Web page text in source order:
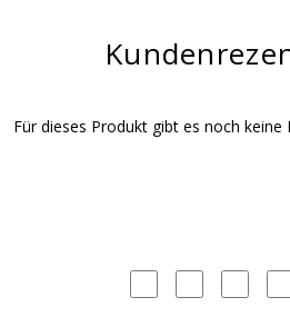
Für dieses Produkt gibt es noch keine